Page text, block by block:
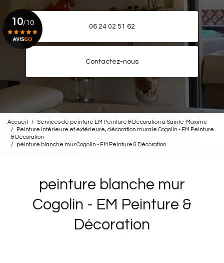
06 24 02 51 62
Contactez-nous
10/10
Accueil
Services de peinture EM Peinture & Décoration à Sainte-Maxime
Peinture intérieure et extérieure, décoration murale Cogolin - EM Peinture
& Décoration
peinture blanche mur Cogolin - EM Peinture & Décoration
peinture blanche mur
Cogolin - EM Peinture &
Décoration